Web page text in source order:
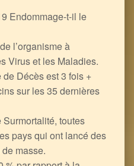
Endommage-t-il le
l’organisme à
Virus et les Maladies.
de Décès est 3 fois +
sur les 35 dernières
toutes
pays qui ont lancé des
masse.